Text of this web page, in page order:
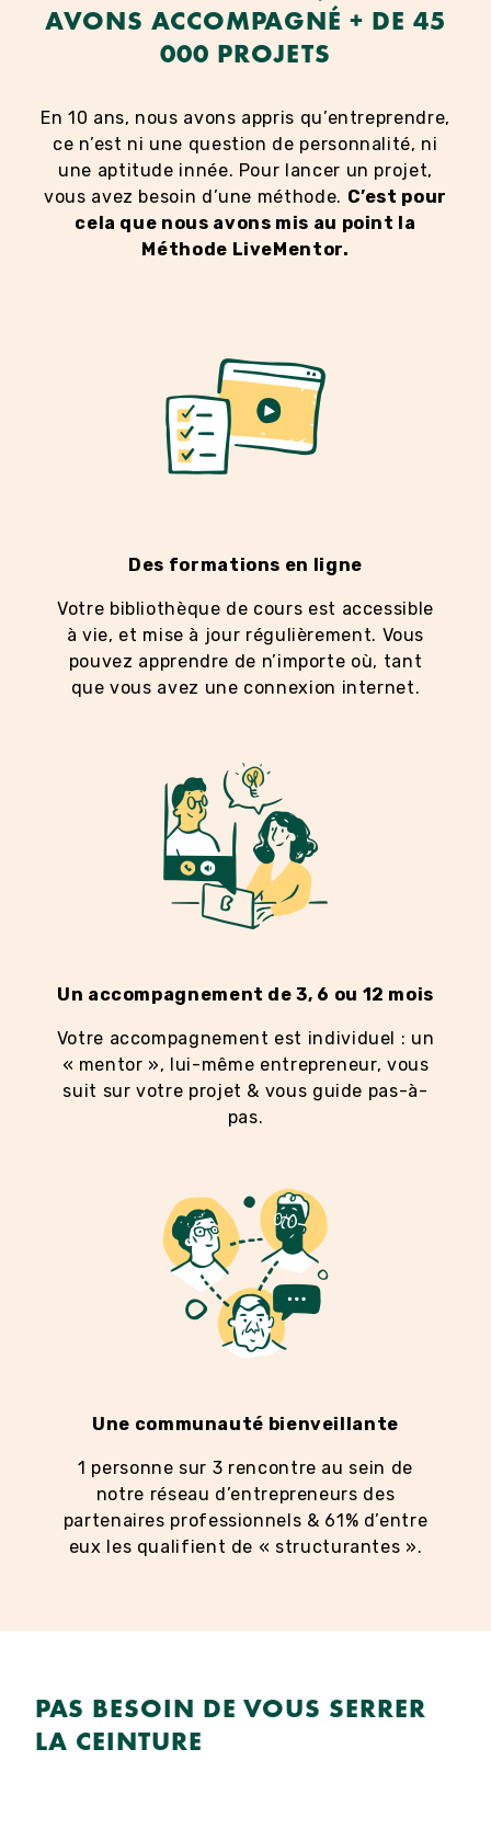
AVONS ACCOMPAGNÉ + DE 45
000 PROJETS
En 10 ans, nous avons appris qu’entreprendre,
ce n’est ni une question de personnalité, ni
une aptitude innée. Pour lancer un projet,
vous avez besoin d’une méthode. C’est pour
cela que nous avons mis au point la
Méthode LiveMentor.
Des formations en ligne
Votre bibliothèque de cours est accessible
à vie, et mise à jour régulièrement. Vous
pouvez apprendre de n’importe où, tant
que vous avez une connexion internet.
Un accompagnement de 3, 6 ou 12 mois
Votre accompagnement est individuel : un
« mentor », lui-même entrepreneur, vous
suit sur votre projet & vous guide pas-à-
pas.
Une communauté bienveillante
1 personne sur 3 rencontre au sein de
notre réseau d’entrepreneurs des
partenaires professionnels & 61% d’entre
eux les qualifient de « structurantes ».
PAS BESOIN DE VOUS SERRER
LA CEINTURE